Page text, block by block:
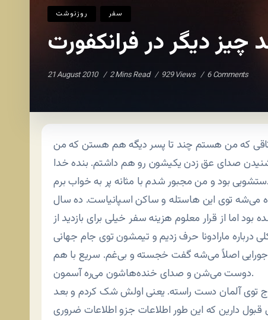
روزنوشت سفر
دیگر در فرانکفورت
21 August 2010 2 Mins Read 929 Views 6 Comments
که من هستم چند تا پسر دیگه هم هستن که من
صدای عق زدن یکیشون رو هم داشتم. بنده خدا
می‌شه توی این هاستله و ساکن اسپانیاست. ده سال
اما از قرار معلوم هزینه سفر خیلی برای بازدید از
جورایی اصلاً می‌شه گفت خجسته و بی‌غم. سریع با هم
دوست می‌شن و صدای خنده‌هاشون می‌ره آسمون.
توی آلمان دست راسته. یعنی اولش شک کردم و بعد
دارین که این طور اطلاعات جزو اطلاعات ضروری